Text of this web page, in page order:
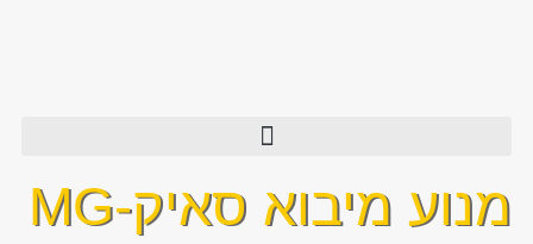
מנוע מיבוא סאיק-MG